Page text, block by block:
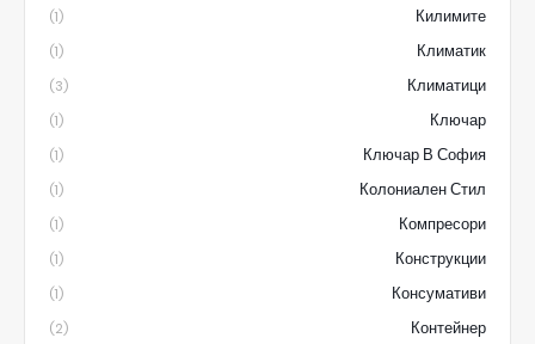
Килимите
(1)
Климатик
(1)
Климатици
(3)
Ключар
(1)
Ключар В София
(1)
Колониален Стил
(1)
Компресори
(1)
Конструкции
(1)
Консумативи
(1)
Контейнер
(2)